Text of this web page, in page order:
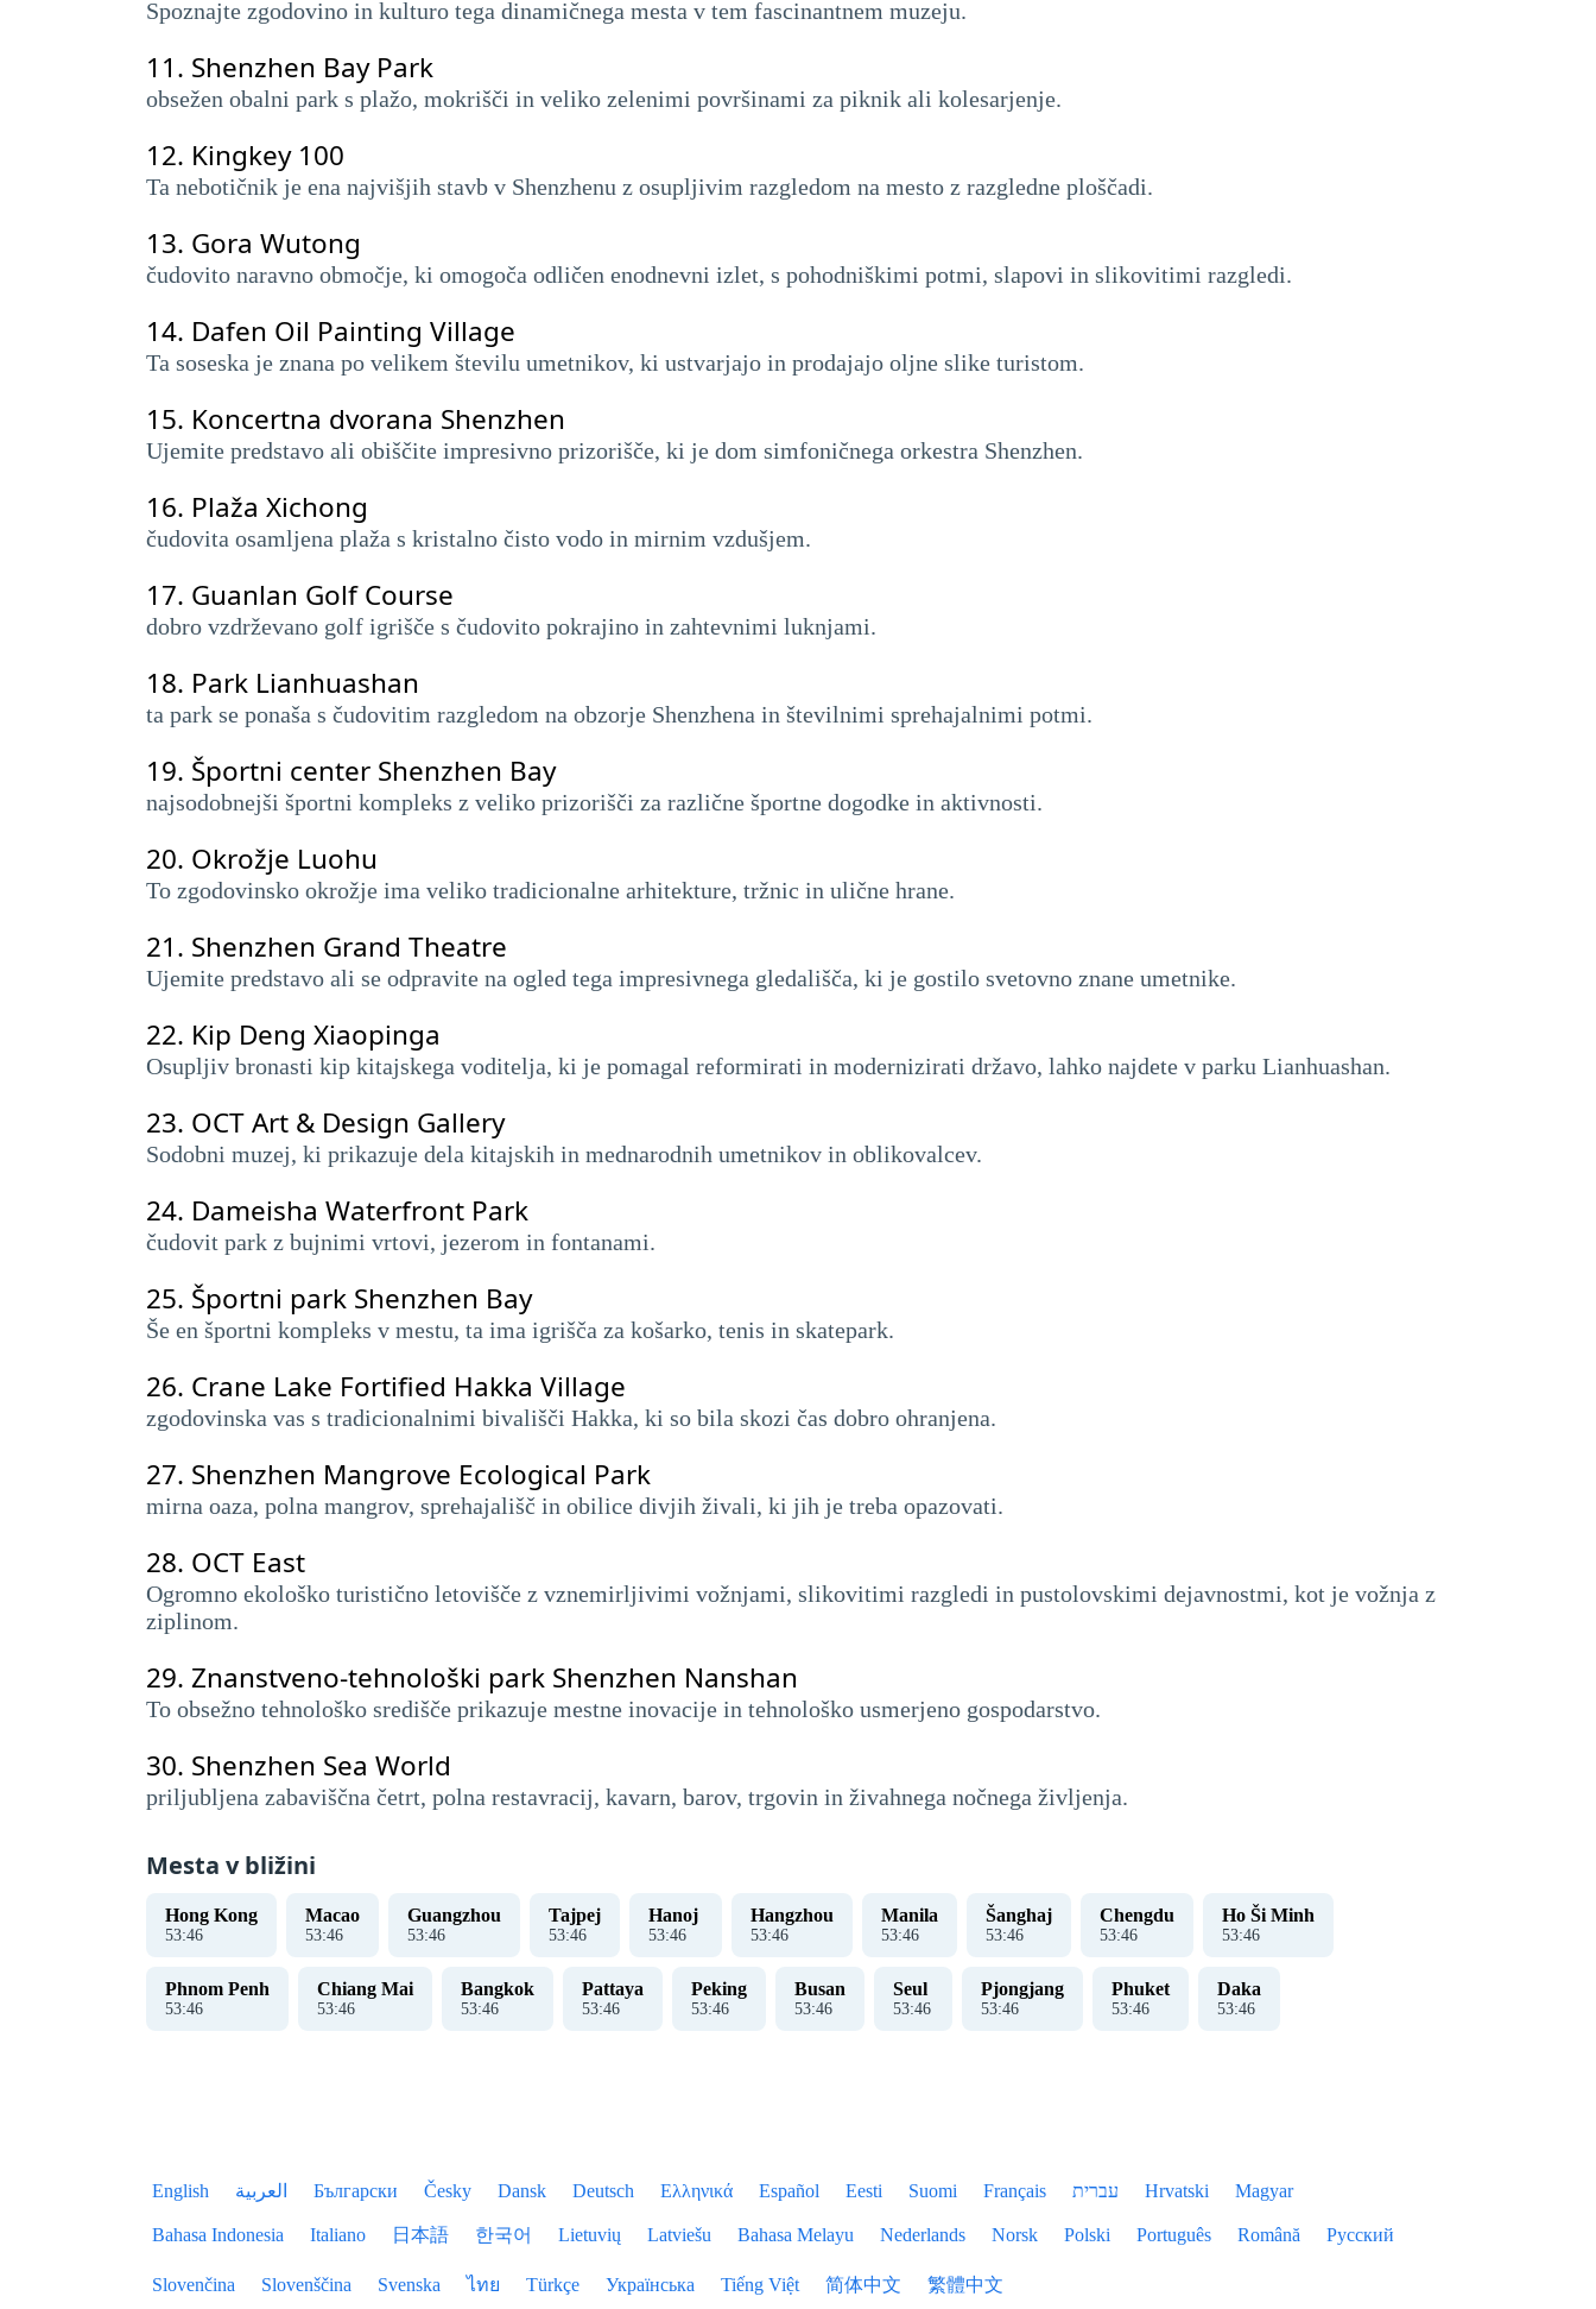
Spoznajte zgodovino in kulturo tega dinamičnega mesta v tem fascinantnem muzeju.
11. Shenzhen Bay Park
obsežen obalni park s plažo, mokrišči in veliko zelenimi površinami za piknik ali kolesarjenje.
12. Kingkey 100
Ta nebotičnik je ena najvišjih stavb v Shenzhenu z osupljivim razgledom na mesto z razgledne ploščadi.
13. Gora Wutong
čudovito naravno območje, ki omogoča odličen enodnevni izlet, s pohodniškimi potmi, slapovi in ​​slikovitimi razgledi.
14. Dafen Oil Painting Village
Ta soseska je znana po velikem številu umetnikov, ki ustvarjajo in prodajajo oljne slike turistom.
15. Koncertna dvorana Shenzhen
Ujemite predstavo ali obiščite impresivno prizorišče, ki je dom simfoničnega orkestra Shenzhen.
16. Plaža Xichong
čudovita osamljena plaža s kristalno čisto vodo in mirnim vzdušjem.
17. Guanlan Golf Course
dobro vzdrževano golf igrišče s čudovito pokrajino in zahtevnimi luknjami.
18. Park Lianhuashan
ta park se ponaša s čudovitim razgledom na obzorje Shenzhena in številnimi sprehajalnimi potmi.
19. Športni center Shenzhen Bay
najsodobnejši športni kompleks z veliko prizorišči za različne športne dogodke in aktivnosti.
20. Okrožje Luohu
To zgodovinsko okrožje ima veliko tradicionalne arhitekture, tržnic in ulične hrane.
21. Shenzhen Grand Theatre
Ujemite predstavo ali se odpravite na ogled tega impresivnega gledališča, ki je gostilo svetovno znane umetnike.
22. Kip Deng Xiaopinga
Osupljiv bronasti kip kitajskega voditelja, ki je pomagal reformirati in modernizirati državo, lahko najdete v parku Lianhuashan.
23. OCT Art & Design Gallery
Sodobni muzej, ki prikazuje dela kitajskih in mednarodnih umetnikov in oblikovalcev.
24. Dameisha Waterfront Park
čudovit park z bujnimi vrtovi, jezerom in fontanami.
25. Športni park Shenzhen Bay
Še en športni kompleks v mestu, ta ima igrišča za košarko, tenis in skatepark.
26. Crane Lake Fortified Hakka Village
zgodovinska vas s tradicionalnimi bivališči Hakka, ki so bila skozi čas dobro ohranjena.
27. Shenzhen Mangrove Ecological Park
mirna oaza, polna mangrov, sprehajališč in obilice divjih živali, ki jih je treba opazovati.
28. OCT East
Ogromno ekološko turistično letovišče z vznemirljivimi vožnjami, slikovitimi razgledi in pustolovskimi dejavnostmi, kot je vožnja z
ziplinom.
29. Znanstveno-tehnološki park Shenzhen Nanshan
To obsežno tehnološko središče prikazuje mestne inovacije in tehnološko usmerjeno gospodarstvo.
30. Shenzhen Sea World
priljubljena zabaviščna četrt, polna restavracij, kavarn, barov, trgovin in živahnega nočnega življenja.
Mesta v bližini
Hong Kong
53:47
Macao
53:47
Guangzhou
53:47
Tajpej
53:47
Hanoj ​​
53:47
Hangzhou
53:47
Manila
53:47
Šanghaj
53:47
Chengdu
53:47
Ho Ši Minh
53:47
Phnom Penh
53:47
Chiang Mai
53:47
Bangkok
53:47
Pattaya
53:47
Peking
53:47
Busan
53:47
Seul
53:47
Pjongjang
53:47
Phuket
53:47
Daka
53:47
English العربية Български Česky Dansk Deutsch Ελληνικά Español Eesti Suomi Français עברית Hrvatski Magyar
Bahasa Indonesia Italiano 日本語 한국어 Lietuvių Latviešu Bahasa Melayu Nederlands Norsk Polski Português Română Русский
Slovenčina Slovenščina Svenska ไทย Türkçe Українська Tiếng Việt 简体中文 繁體中文